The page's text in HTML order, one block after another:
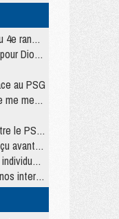
UEFA
du PSG
au PSG
plafond »
le Barça
PSG
»